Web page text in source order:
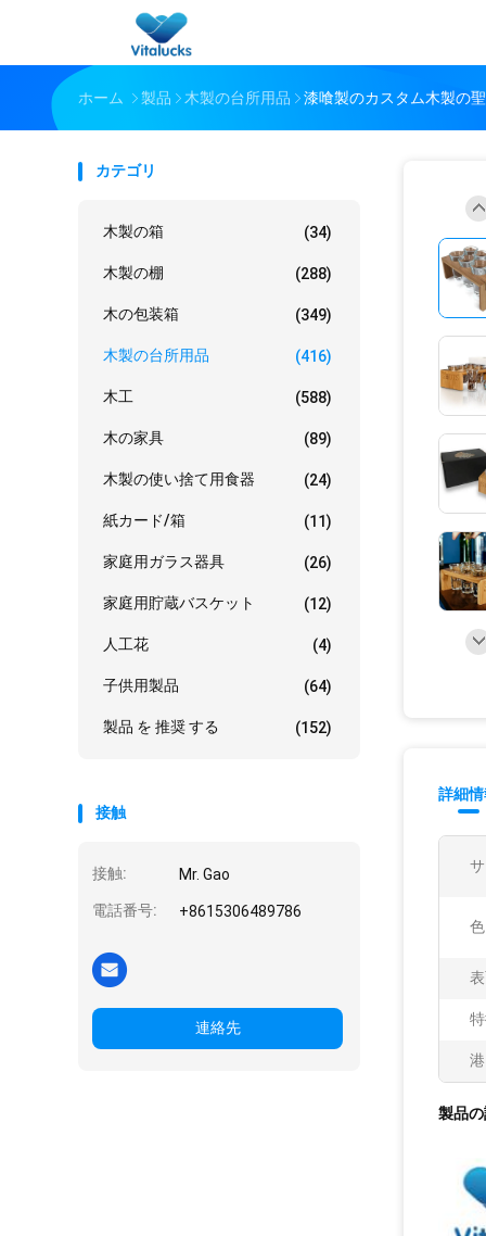
ホーム 製品 木製の台所用品 漆喰製のカスタム木製の
カテゴリ
木製の箱 (34)
木製の棚 (288)
木の包装箱 (349)
木製の台所用品 (416)
木工 (588)
木の家具 (89)
木製の使い捨て用食器 (24)
紙カード/箱 (11)
家庭用ガラス器具 (26)
家庭用貯蔵バスケット (12)
人工花 (4)
子供用製品 (64)
製品 を 推奨 する (152)
接触
接触: Mr. Gao
電話番号: +8615306489786
連絡先
詳細
製品